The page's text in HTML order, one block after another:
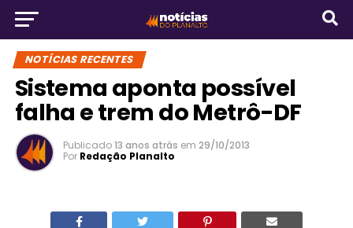
NOTÍCIAS RECENTES
Sistema aponta possível
falha e trem do Metrô-DF
Publicado13 anos atrás em 29/10/2013
Por Redação Planalto